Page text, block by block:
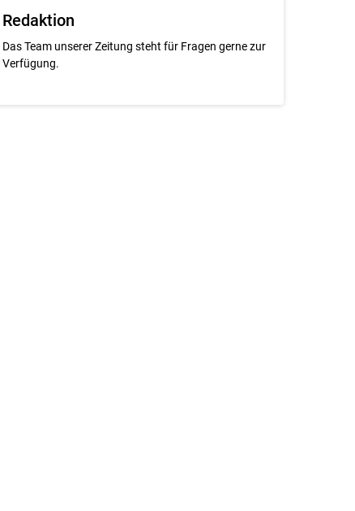
Redaktion
Das Team unserer Zeitung steht für Fragen gerne zur
Verfügung.